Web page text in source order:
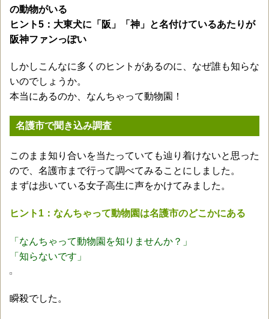
の動物がいる
ヒント5：大東犬に「阪」「神」と名付けているあたりが
阪神ファンっぽい
しかしこんなに多くのヒントがあるのに、なぜ誰も知らな
いのでしょうか。
本当にあるのか、なんちゃって動物園！
名護市で聞き込み調査
このまま知り合いを当たっていても辿り着けないと思った
ので、名護市まで行って調べてみることにしました。
まずは歩いている女子高生に声をかけてみました。
ヒント1：なんちゃって動物園は名護市のどこかにある
「なんちゃって動物園を知りませんか？」
「知らないです」
瞬殺でした。